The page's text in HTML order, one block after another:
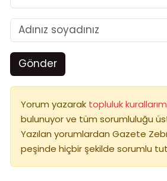
Gönder
Yorum yazarak topluluk
bulunuyor ve tüm sorumluluğu
Yazılan yorumlardan Gazete
peşinde hiçbir şekilde sorumlu